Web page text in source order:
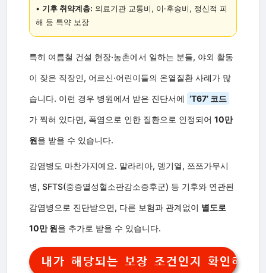
• 기후 취약계층: 의료기관 교통비, 이·후송비, 정신적 피
해 등 특약 보장
특히 여름철 건설 현장·농촌에서 일하는 분들, 야외 활동
이 잦은 직장인, 어르신·어린이들의 온열질환 사례가 많
습니다. 이런 경우 병원에서 받은 진단서에 ‘T67’ 코드
가 찍혀 있다면, 폭염으로 인한 질환으로 인정되어 10만
원을 받을 수 있습니다.
감염병도 마찬가지예요. 말라리아, 뎅기열, 쯔쯔가무시
병, SFTS(중증열성혈소판감소증후군) 등 기후와 연관된
감염병으로 진단받으면, 다른 보험과 관계없이 별도로
10만 원을 추가로 받을 수 있습니다.
내가 해당되는 보장 조건인지 확인하기